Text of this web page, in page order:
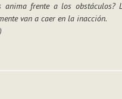
anima frente a los obstáculos?
van a caer en la inacción.